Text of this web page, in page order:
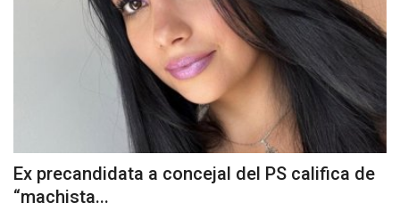
Ex precandidata a concejal del PS califica de
“machista...